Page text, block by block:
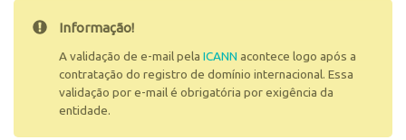
Informação!
A validação de e-mail pela ICANN acontece logo após a
contratação do registro de domínio internacional. Essa
validação por e-mail é obrigatória por exigência da
entidade.